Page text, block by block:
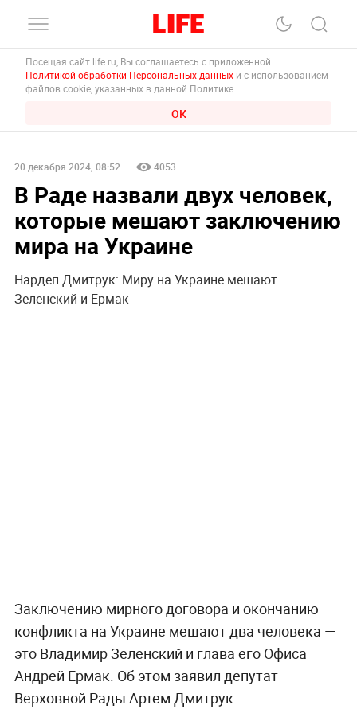
Посещая сайт life.ru, Вы соглашаетесь с приложенной
Политикой обработки Персональных данных и с использованием
файлов cookie, указанных в данной Политике.
ОК
20 декабря 2024, 08:52 4053
В Раде назвали двух человек,
которые мешают заключению
мира на Украине
Нардеп Дмитрук: Миру на Украине мешают
Зеленский и Ермак
Заключению мирного договора и окончанию
конфликта на Украине мешают два человека —
это Владимир Зеленский и глава его Офиса
Андрей Ермак. Об этом заявил депутат
Верховной Рады Артем Дмитрук.